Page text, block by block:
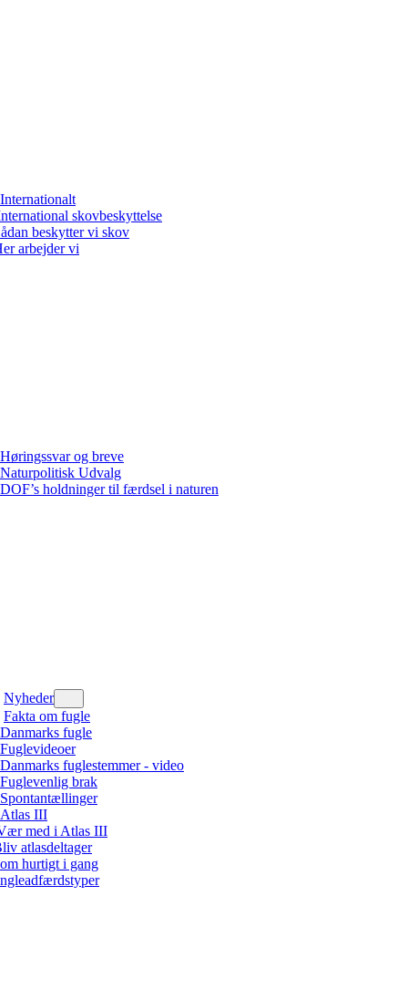
Internationalt
skovbeskyttelse
beskytter vi skov
arbejder vi
Høringssvar og breve
Naturpolitisk Udvalg
DOF’s holdninger til færdsel i naturen
Nyheder
Fakta om fugle
Danmarks fugle
Fuglevideoer
Danmarks fuglestemmer - video
Fuglevenlig brak
Spontantællinger
Atlas III
med i Atlas III
atlasdeltager
hurtigt i gang